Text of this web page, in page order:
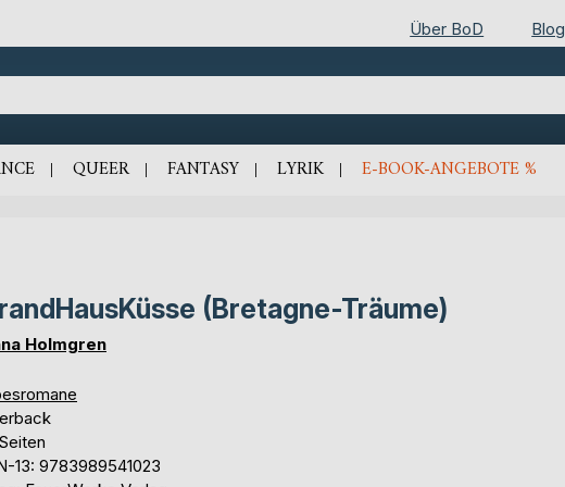
Über BoD Blog
QUEER FANTASY LYRIK E-BOOK-ANGEBOTE %
(Bretagne-Träume)
Holmgren
13: 9783989541023